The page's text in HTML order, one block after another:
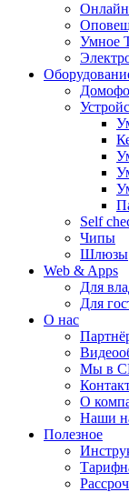
Умное
Self
Чипы
Шлюзы
Web & Apps
Для
Для
О нас
Мы в
О
Наши
Полезное